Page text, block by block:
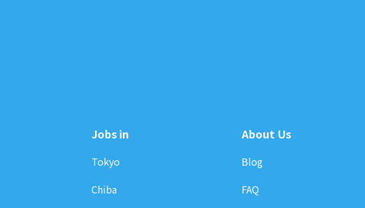
Jobs in
Tokyo
Chiba
About Us
Blog
FAQ